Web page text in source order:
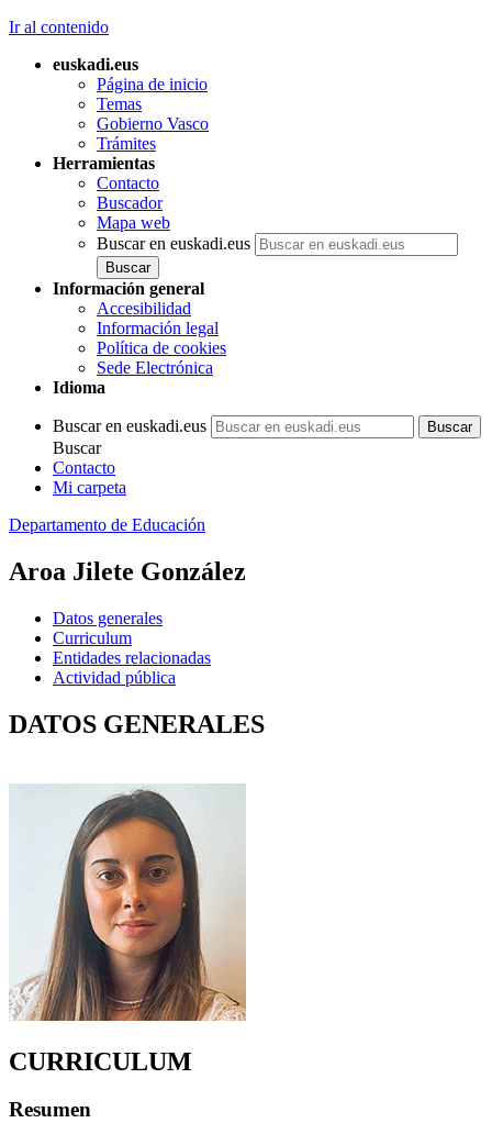
Ir al contenido
euskadi.eus
Página de inicio
Temas
Gobierno Vasco
Trámites
Herramientas
Contacto
Buscador
Mapa web
Buscar en euskadi.eus
Información general
Accesibilidad
Información legal
Política de cookies
Sede Electrónica
Idioma
Buscar en euskadi.eus
Buscar
Contacto
Mi carpeta
Departamento de Educación
Aroa Jilete González
Datos generales
Curriculum
Entidades relacionadas
Actividad pública
DATOS GENERALES
CURRICULUM
Resumen